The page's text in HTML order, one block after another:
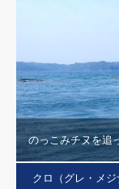
のっこみチヌを追
クロ（グレ・メジ